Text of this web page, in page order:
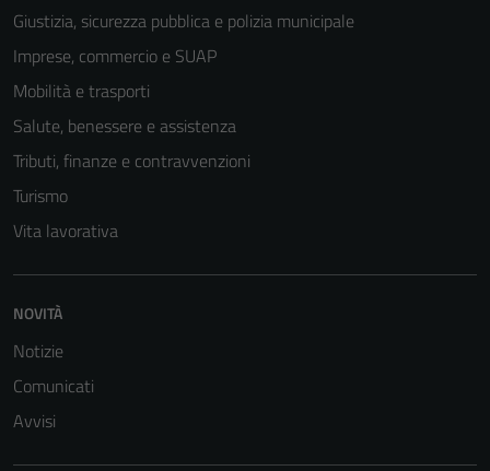
Giustizia, sicurezza pubblica e polizia municipale
Imprese, commercio e SUAP
Mobilità e trasporti
Salute, benessere e assistenza
Tributi, finanze e contravvenzioni
Turismo
Vita lavorativa
NOVITÀ
Notizie
Comunicati
Avvisi